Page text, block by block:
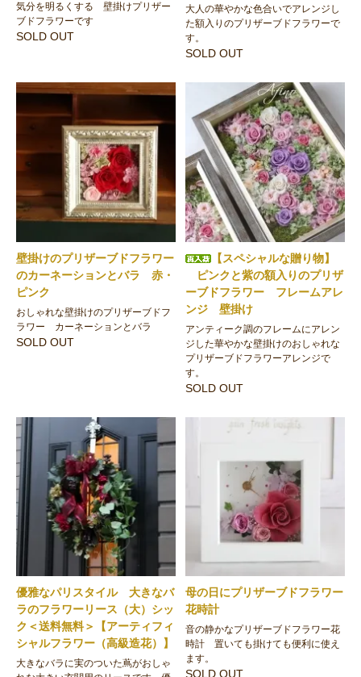
気分を明るくする 壁掛けプリザー
ブドフラワーです
SOLD OUT
大人の華やかな色合いでアレンジし
た額入りのプリザーブドフラワーで
す。
SOLD OUT
壁掛けのプリザーブドフラワー
のカーネーションとバラ 赤・
ピンク
おしゃれな壁掛けのプリザーブドフ
ラワー カーネーションとバラ
SOLD OUT
【スペシャルな贈り物】
ピンクと紫の額入りのプリザ
ーブドフラワー フレームアレ
ンジ 壁掛け
アンティーク調のフレームにアレン
ジした華やかな壁掛けのおしゃれな
プリザーブドフラワーアレンジで
す。
SOLD OUT
優雅なパリスタイル 大きなバ
ラのフラワーリース（大）シッ
ク＜送料無料＞【アーティフィ
シャルフラワー（高級造花）】
大きなバラに実のついた蔦がおしゃ
母の日にプリザーブドフラワー
花時計
音の静かなプリザーブドフラワー花
時計 置いても掛けても便利に使え
ます。
SOLD OUT